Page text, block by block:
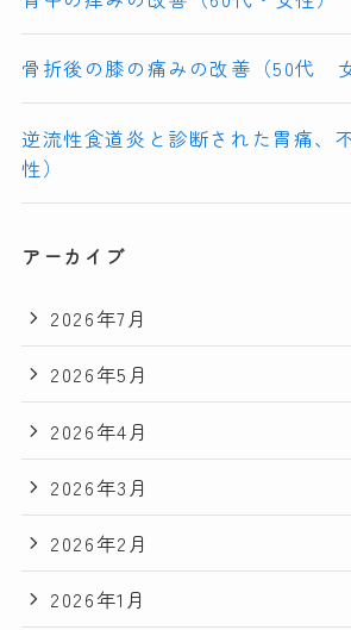
骨折後の膝の痛みの改善（50代 女
逆流性食道炎と診断された胃痛、
性）
アーカイブ
2026年7月
2026年5月
2026年4月
2026年3月
2026年2月
2026年1月